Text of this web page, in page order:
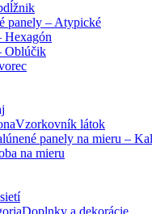
panely – Atypické
Hexagón
Oblúčik
Vzorkovník látok
panely na mieru –
na mieru